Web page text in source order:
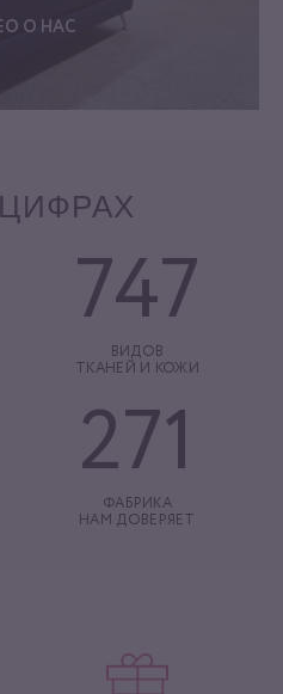
О НАС
747
ВИДОВ
ТКАНЕЙ И КОЖИ
271
ФАБРИКА
НАМ ДОВЕРЯЕТ